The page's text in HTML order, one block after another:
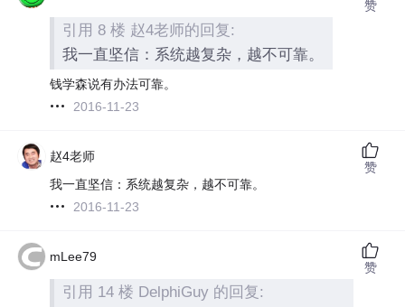
引用 8 楼 赵4老师的回复:
我一直坚信：系统越复杂，越不可靠。
钱学森说有办法可靠。
2016-11-23
赞
赵4老师
我一直坚信：系统越复杂，越不可靠。
2016-11-23
赞
mLee79
引用 14 楼 DelphiGuy 的回复:
赞